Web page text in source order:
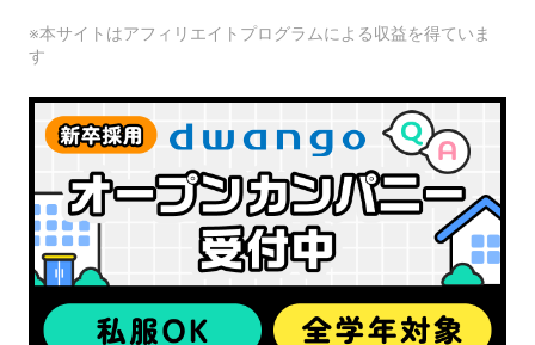
※本サイトはアフィリエイトプログラムによる収益を得ていま
す